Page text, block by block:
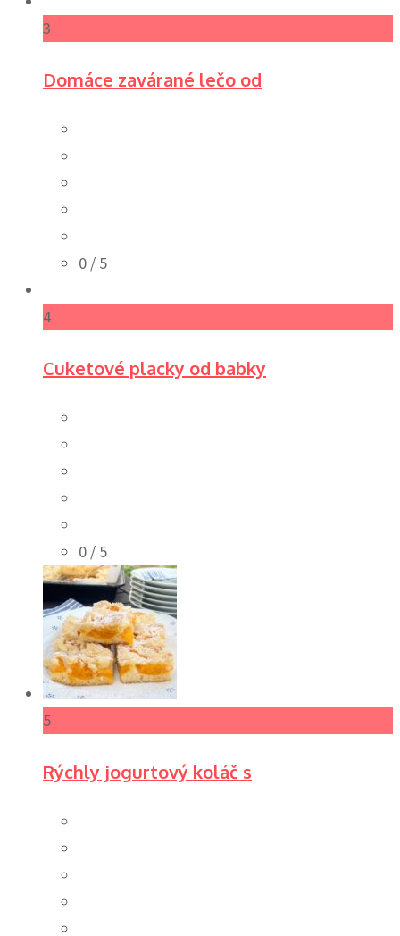
3
Domáce zavárané lečo od
0 / 5
4
Cuketové placky od babky
0 / 5
5
Rýchly jogurtový koláč s